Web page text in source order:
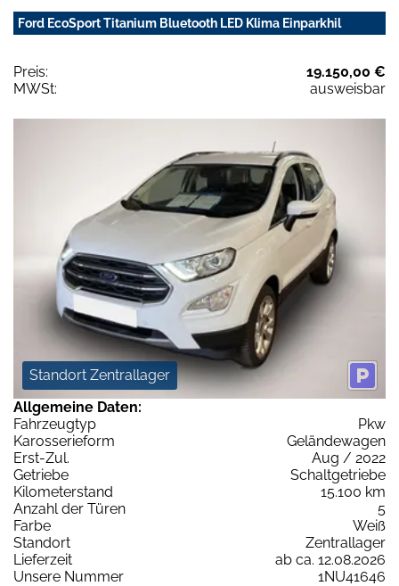
Ford EcoSport Titanium Bluetooth LED Klima Einparkhil
Preis:
19.150,00 €
MWSt:
ausweisbar
Standort Zentrallager
Allgemeine Daten:
Fahrzeugtyp
Pkw
Karosserieform
Geländewagen
Erst-Zul.
Aug / 2022
Getriebe
Schaltgetriebe
Kilometerstand
15.100 km
Anzahl der Türen
5
Farbe
Weiß
Standort
Zentrallager
Lieferzeit
ab ca. 12.08.2026
Unsere Nummer
1NU41646